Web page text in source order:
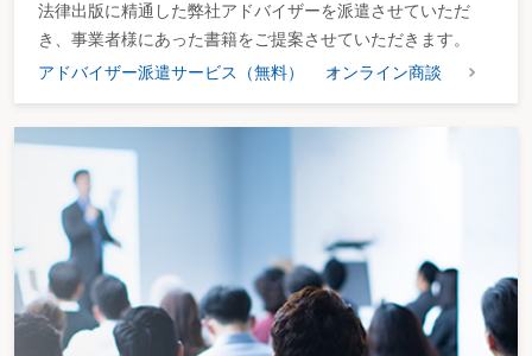
法律出版に精通した弊社アドバイザーを派遣させていただ
き、事業者様にあった書籍をご提案させていただきます。
アドバイザー派遣サービス（無料）
オンライン商談